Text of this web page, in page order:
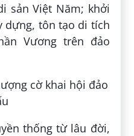
sản Việt Năm; khởi
dựng, tôn tạo di tích
Vương trên đảo
thống từ lâu đời,